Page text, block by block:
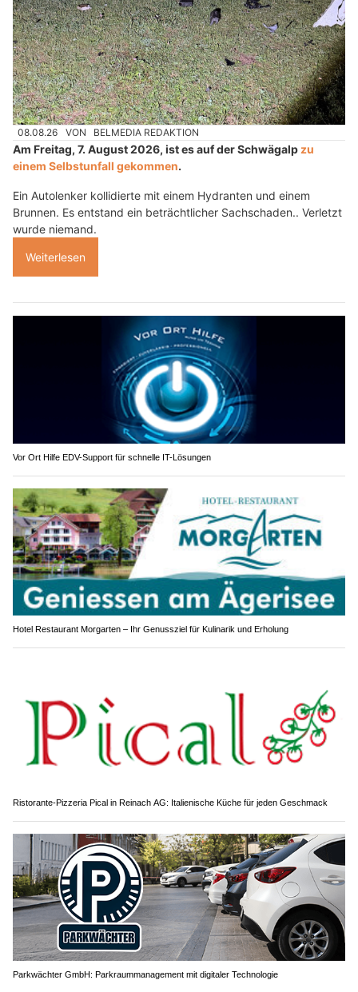
08.08.26 VON BELMEDIA REDAKTION
Am Freitag, 7. August 2026, ist es auf der Schwägalpzu
einem Selbstunfall gekommen.
Ein Autolenker kollidierte mit einem Hydranten und einem
Brunnen. Es entstand ein beträchtlicher Sachschaden.. Verletzt
wurde niemand.
Weiterlesen
Vor Ort Hilfe EDV-Support für schnelle IT-Lösungen
Hotel Restaurant Morgarten – Ihr Genussziel für Kulinarik und Erholung
Ristorante-Pizzeria Pical in Reinach AG: Italienische Küche für jeden Geschmack
Parkwächter GmbH: Parkraummanagement mit digitaler Technologie